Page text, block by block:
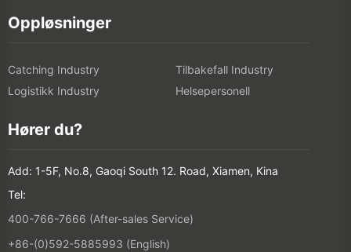
Oppløsninger
Catching Industry
Tilbakefall Industry
Logistikk Industry
Helsepersonell
Hører du?
Add: 1-5F, No.8, Gaoqi South 12. Road, Xiamen, Kina
Tel:
400-766-7666 (After-sales Service)
+86-(0)592-5885993 (English)